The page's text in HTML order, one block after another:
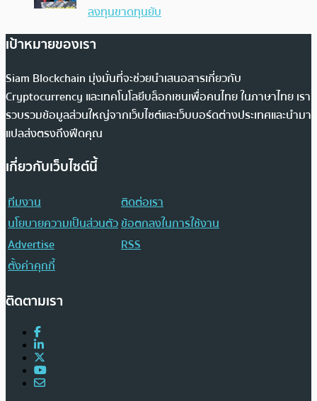
ลงทุนขาดทุนยับ
เป้าหมายของเรา
Siam Blockchain มุ่งมั่นที่จะช่วยนำเสนอสารเกี่ยวกับ
Cryptocurrency และเทคโนโลยีบล็อกเชนเพื่อคนไทย ในภาษาไทย เรา
รวบรวมข้อมูลส่วนใหญ่จากเว็บไซต์และเว็บบอร์ดต่างประเทศและนำมา
แปลส่งตรงถึงฟีดคุณ
เกี่ยวกับเว็บไซต์นี้
ทีมงาน
ติดต่อเรา
นโยบายความเป็นส่วนตัวข้อตกลงในการใช้งาน
Advertise
RSS
ตั้งค่าคุกกี้
ติดตามเรา